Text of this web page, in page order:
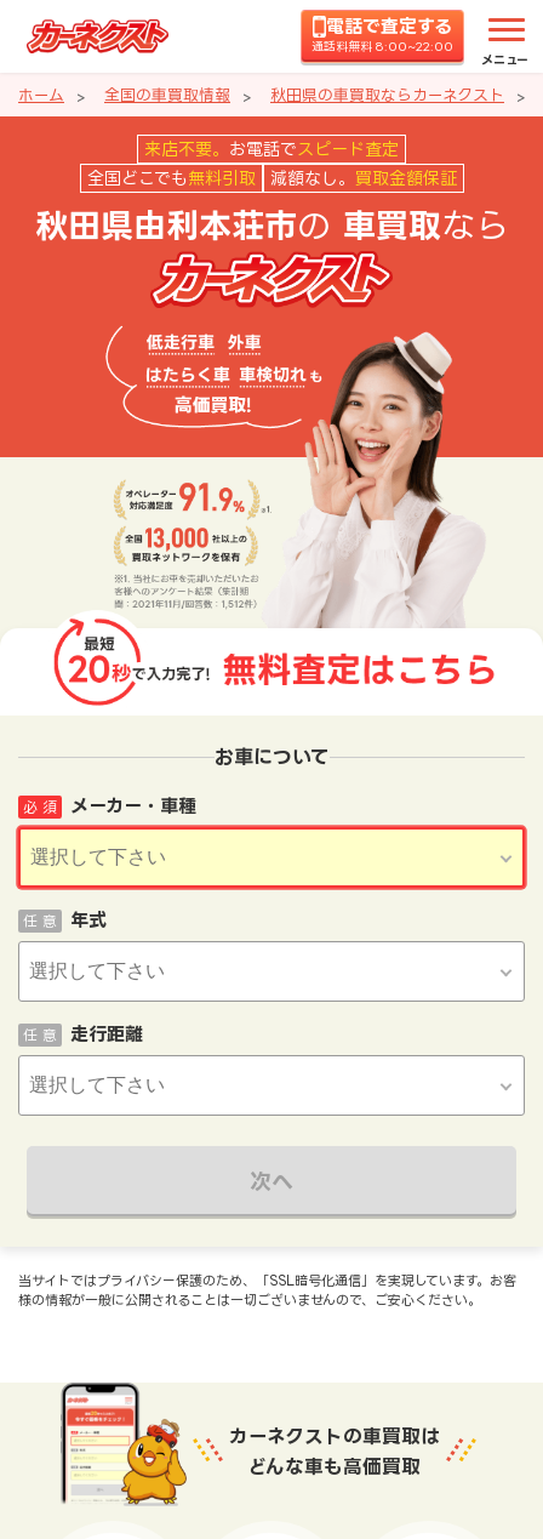
電話で査定する
通話料無料 8:00~22:00
メニュー
ホーム 全国の車買取情報 秋田県の車買取ならカーネクスト
秋田県由利本荘市の車買取なら
来店不要。 お電話で スピード査定
全国どこでも 無料引取 減額なし。 買取金額保証
秋田県由利本荘市の 車買取なら
お車について
メーカー・車種
必 須
年式
任 意
走行距離
任 意
次へ
当サイトではプライバシー保護のため、「SSL暗号化通信」を実現しています。お客
様の情報が一般に公開されることは一切ございませんので、ご安心ください。
カーネクストの車買取は
どんな車も高価買取